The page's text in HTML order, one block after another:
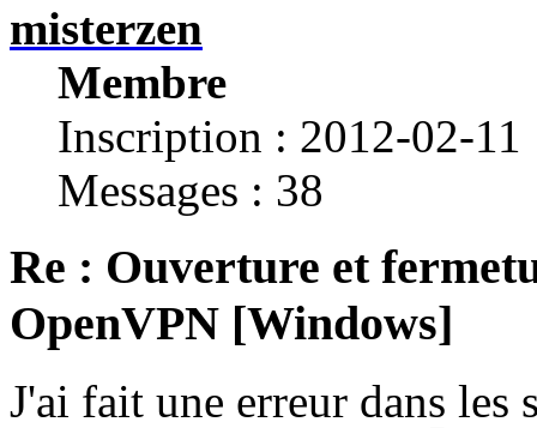
misterzen
Membre
Inscription : 2012-02-11
Messages : 38
Re : Ouverture et
OpenVPN [Windows]
J'ai fait une erreur dans les